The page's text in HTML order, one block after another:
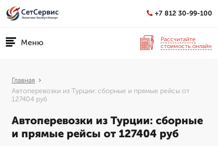
+7 812 30-99-100
Меню
Рассчитайте
стоимость онлайн
Главная
Автоперевозки из Турции: сборные и прямые рейсы от
127404 руб
Автоперевозки из Турции: сборные
и прямые рейсы от 127404 руб